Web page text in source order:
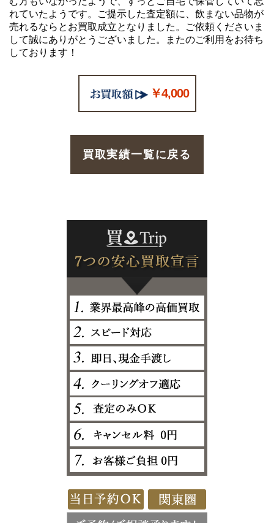
れていたようです。ご提示した査定額に、飲まない品物が
売れるならとお買取成立となりました。ご依頼くださいま
して誠にありがとうございました。またのご利用をお待ち
しております！
￥4,000
買取実績一覧に戻る